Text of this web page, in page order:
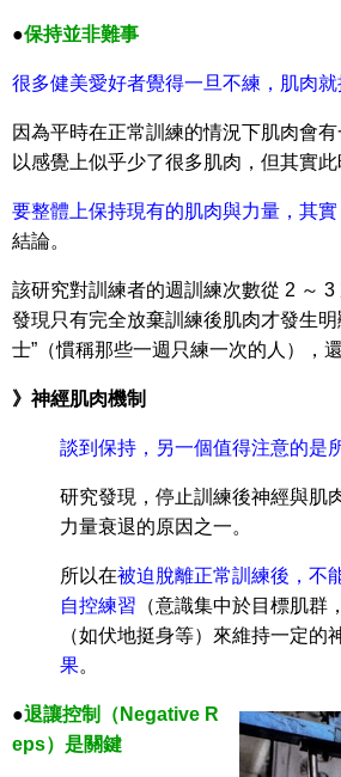
●保持並非難事
很多健美愛好者覺得一旦不練，肌肉
因為平時在正常訓練的情況下肌肉會
以感覺上似乎少了很多肌肉，但其實此
要整體上保持現有的肌肉與力量，其
結論。
該研究對訓練者的週訓練次數從 2 ～
發現只有完全放棄訓練後肌肉才發生
士”（慣稱那些一週只練一次的人），
》神經肌肉機制
談到保持，另一個值得注意的是
研究發現，停止訓練後神經與肌
力量衰退的原因之一。
所以在被迫脫離正常訓練後，不
自控練習 （意識集中於目標肌
（如伏地挺身等）來維持一定的
果。
●退讓控制（Negative R
eps）是關鍵